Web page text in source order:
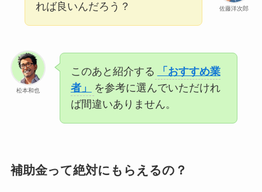
佐藤洋次郎
れば良いんだろう？
松本和也
このあと紹介する
「おすすめ業
者」
を参考に選んでいただけれ
ば間違いありません。
補助金って絶対にもらえるの？